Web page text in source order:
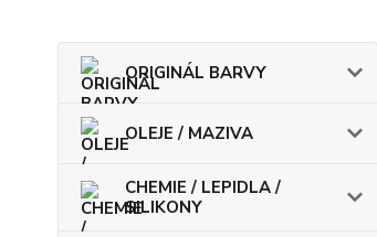
ORIGINÁL BARVY
OLEJE / MAZIVA
CHEMIE / LEPIDLA /
SILIKONY